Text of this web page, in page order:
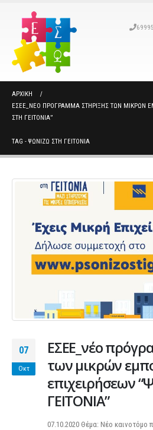
ΑΡΧΙΚΉ
ΕΣΕΕ_ΝΈΟ ΠΡΌΓΡΑΜΜΑ ΣΤΉΡΙΞΗΣ ΤΩΝ ΜΙΚΡΏΝ
ΣΤΗ ΓΕΙΤΟΝΙΑ”
TAG - ΨΩΝΙΖΩ ΣΤΗ ΓΕΙΤΟΝΙΑ
07
Οκτ
ΕΣΕΕ_νέο
των μικρών
επιχειρήσεων
ΓΕΙΤΟΝΙΑ”
07.10.2020 Θέμα: Νέο καινοτόμο